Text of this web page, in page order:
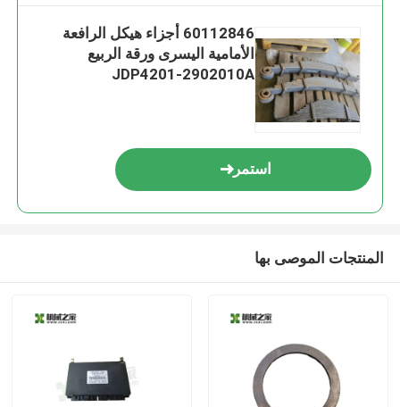
60112846 أجزاء هيكل الرافعة
الأمامية اليسرى ورقة الربيع
JDP4201-2902010A
استمر
المنتجات الموصى بها